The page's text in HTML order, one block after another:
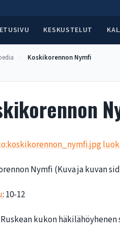
ETUSIVU KESKUSTELUT
Koskikorennon Nymfi
Nymfi (Kuva ja kuvan
: 10-12
kukon häkilähöyhenen